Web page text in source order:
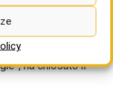
2025, dunque
e
Vanno
ha chiosato il